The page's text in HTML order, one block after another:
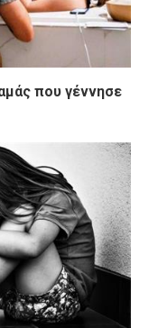
που γέννησε